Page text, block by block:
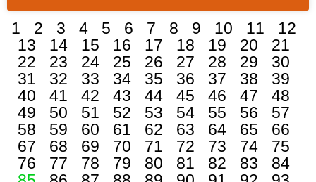
1 2 3 4 5 6 7 8 9 10 11
12
13
14 15 16 17 18 19 20
21
22
23 24 25 26 27 28 29
30
31
32 33 34 35 36 37 38
39
40
41 42 43 44 45 46 47
48
49
50 51 52 53 54 55 56
57
58
59 60 61 62 63 64 65
66
67
68 69 70 71 72 73 74
75
76
77 78 79 80 81 82 83
84